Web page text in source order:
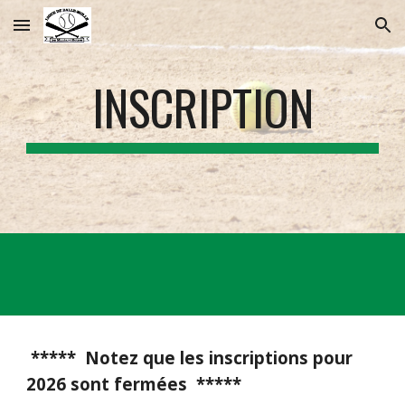
Skip to main content Skip to navigation
INSCRIPTION
***** Notez que les inscriptions pour
2026 sont fermées *****